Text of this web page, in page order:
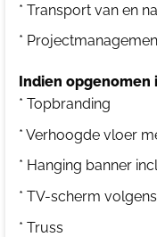
* Transport van en
*
Indien
* Topbranding
* Verhoogde vloer
* Hanging banner
* TV-scherm
* Truss